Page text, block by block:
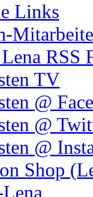
Links
RSS
TV
@
@
@
Shop